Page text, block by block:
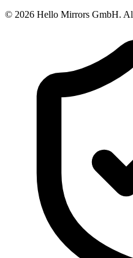
© 2026 Hello Mirrors GmbH.